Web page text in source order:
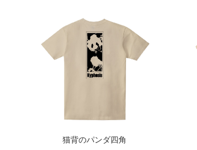
猫背のパンダ四角